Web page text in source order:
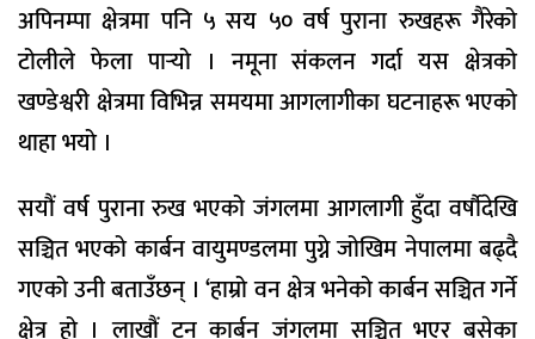
अपिनम्पा क्षेत्रमा पनि ५ सय ५० वर्ष पुराना रुखहरू गैरेको
टोलीले फेला पार्‍यो । नमूना संकलन गर्दा यस क्षेत्रको
खण्डेश्वरी क्षेत्रमा विभिन्न समयमा आगलागीका घटनाहरू भएको
थाहा भयो ।
सयौं वर्ष पुराना रुख भएको जंगलमा आगलागी हुँदा वर्षौदेखि
सञ्चित भएको कार्बन वायुमण्डलमा पुग्ने जोखिम नेपालमा बढ्दै
गएको उनी बताउँछन् । ‘हाम्रो वन क्षेत्र भनेको कार्बन सञ्चित गर्ने
क्षेत्र हो । लाखौं टन कार्बन जंगलमा सञ्चित भएर बसेका